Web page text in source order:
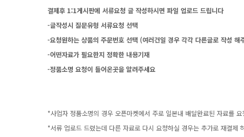
결제후1:1게시판에서류요청글작성하시면파일업로드드립니다
-글작성시질문유형서류요청선택
-요청원하는상품의주문번호선택(여러건일경우각각다른글로작성해
-어떤자료가필요한지정확한내용기재
-정품소명요청이들어온곳을알려주세요
*사업자정품소명의경우오픈마켓에서주로일본내배달완료된자료를
*서류업로드드렸는데다른자료로다시요청하실경우는추가로재결제